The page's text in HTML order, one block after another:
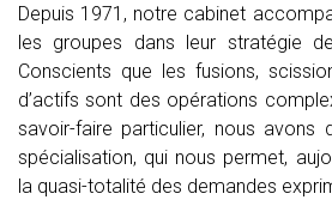
Depuis 1971, notre cabinet
les groupes dans leur stratégie
Conscients que les fusions,
d’actifs sont des opérations
savoir-faire particulier, nous avons
spécialisation, qui nous permet,
la quasi-totalité des demandes